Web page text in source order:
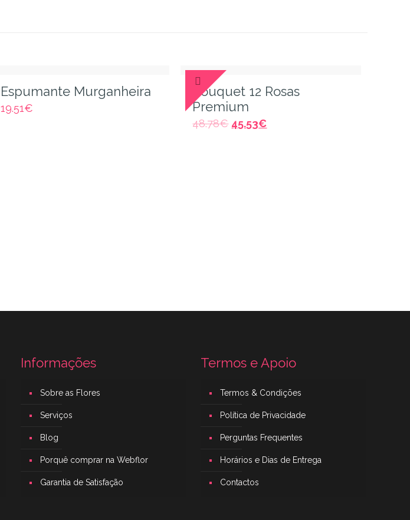
Espumante Murganheira
19.51€
Bouquet 12 Rosas
Premium
48.78€ 45.53€
Informações
Sobre as Flores
Serviços
Blog
Porquê comprar na Webflor
Garantia de Satisfação
Termos e Apoio
Termos & Condições
Política de Privacidade
Perguntas Frequentes
Horários e Dias de Entrega
Contactos